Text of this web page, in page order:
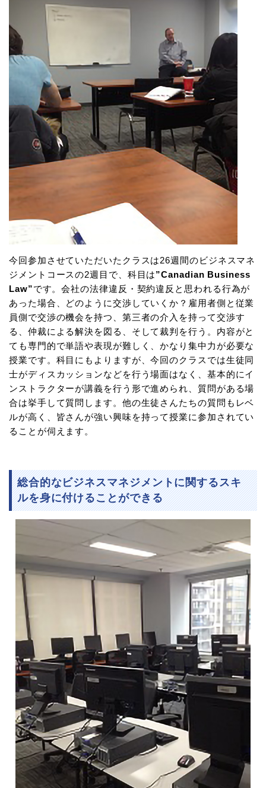
今回参加させていただいたクラスは26週間のビジネスマネ
ジメントコースの2週目で、科目は”Canadian Business
Law”です。会社の法律違反・契約違反と思われる行為が
あった場合、どのように交渉していくか？雇用者側と従業
員側で交渉の機会を持つ、第三者の介入を持って交渉す
る、仲裁による解決を図る、そして裁判を行う。内容がと
ても専門的で単語や表現が難しく、かなり集中力が必要な
授業です。科目にもよりますが、今回のクラスでは生徒同
士がディスカッションなどを行う場面はなく、基本的にイ
ンストラクターが講義を行う形で進められ、質問がある場
合は挙手して質問します。他の生徒さんたちの質問もレベ
ルが高く、皆さんが強い興味を持って授業に参加されてい
ることが伺えます。
総合的なビジネスマネジメントに関するスキ
ルを身に付けることができる